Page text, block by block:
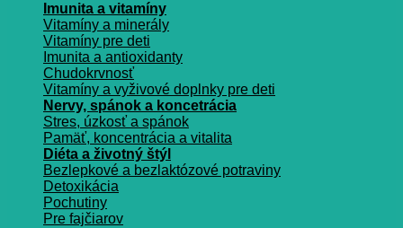
Imunita a vitamíny
Vitamíny a minerály
Vitamíny pre deti
Imunita a antioxidanty
Chudokrvnosť
Vitamíny a vyživové doplnky pre deti
Nervy, spánok a koncetrácia
Stres, úzkosť a spánok
Pamäť, koncentrácia a vitalita
Diéta a životný štýl
Bezlepkové a bezlaktózové potraviny
Detoxikácia
Pochutiny
Pre fajčiarov